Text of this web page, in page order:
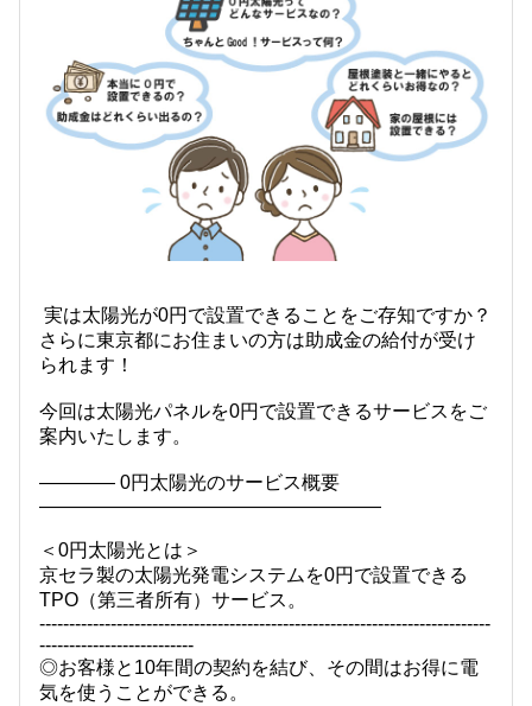
実は太陽光が0円で設置できることをご存知ですか？
さらに東京都にお住まいの方は助成金の給付が受け
られます！
今回は太陽光パネルを0円で設置できるサービスをご
案内いたします。
———— 0円太陽光のサービス概要
——————————————————
＜0円太陽光とは＞
京セラ製の太陽光発電システムを0円で設置できる
TPO（第三者所有）サービス。
----------------------------------------------------------------------------
--------------------------
◎お客様と10年間の契約を結び、その間はお得に電
気を使うことができる。